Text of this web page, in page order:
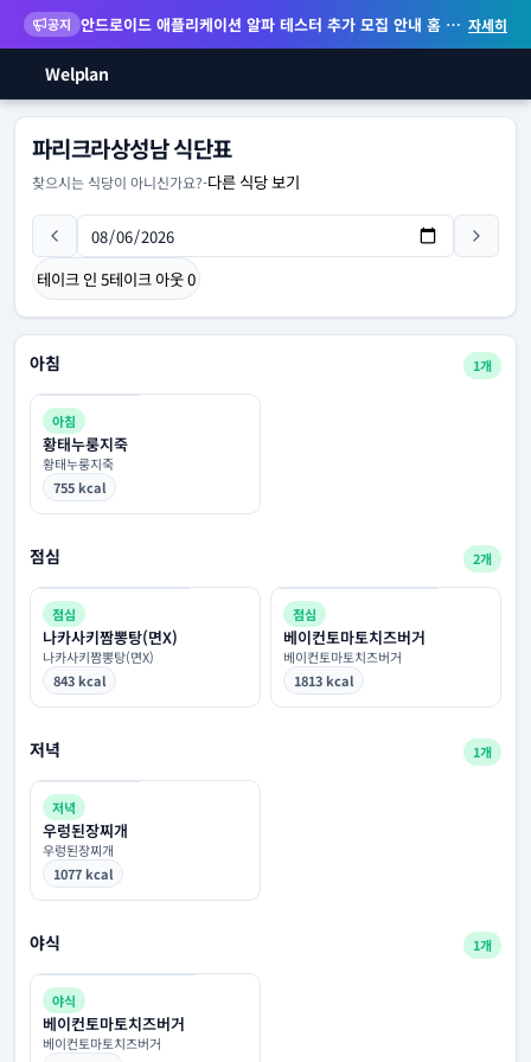
공지 안드로이드 애플리케이션 알파 테스터 추가 모집 안내 홈 화면 위젯 등 지원 자세히
Welplan
파리크라상성남 식단표
찾으시는 식당이 아니신가요?-다른 식당 보기
테이크 인 5테이크 아웃0
아침 1개
아침
황태누룽지죽
황태누룽지죽
755 kcal
점심 2개
점심
나카사키짬뽕탕(면X)
나카사키짬뽕탕(면X)
843 kcal
점심
베이컨토마토치즈버거
베이컨토마토치즈버거
1813 kcal
저녁 1개
저녁
우렁된장찌개
우렁된장찌개
1077 kcal
야식 1개
야식
베이컨토마토치즈버거
베이컨토마토치즈버거